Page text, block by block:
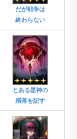
だが戦争は
終わらない
とある星神の
殞落を記す